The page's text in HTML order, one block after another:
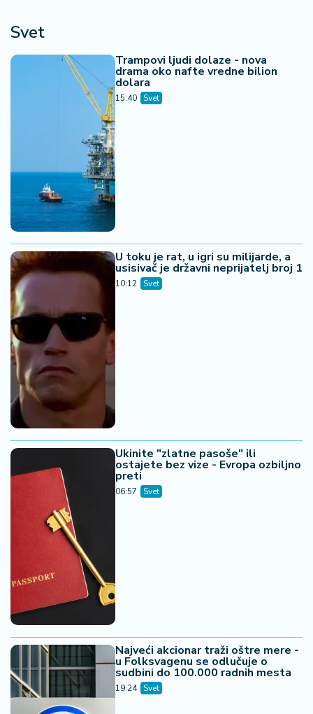
Svet
Trampovi ljudi dolaze - nova
drama oko nafte vredne bilion
dolara
15:40 Svet
U toku je rat, u igri su milijarde, a
usisivač je državni neprijatelj broj 1
10:12 Svet
Ukinite "zlatne pasoše" ili
ostajete bez vize - Evropa ozbiljno
preti
06:57 Svet
Najveći akcionar traži oštre mere -
u Folksvagenu se odlučuje o
sudbini do 100.000 radnih mesta
19:24 Svet